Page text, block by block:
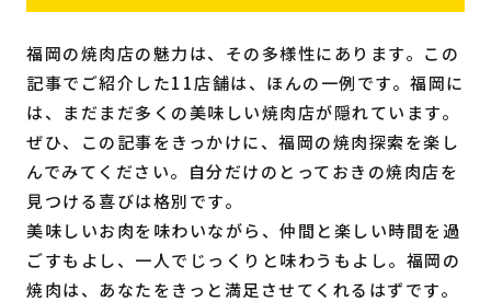
福岡の焼肉店の魅力は、その多様性にあります。この
記事でご紹介した11店舗は、ほんの一例です。福岡に
は、まだまだ多くの美味しい焼肉店が隠れています。
ぜひ、この記事をきっかけに、福岡の焼肉探索を楽し
んでみてください。自分だけのとっておきの焼肉店を
見つける喜びは格別です。
美味しいお肉を味わいながら、仲間と楽しい時間を過
ごすもよし、一人でじっくりと味わうもよし。福岡の
焼肉は、あなたをきっと満足させてくれるはずです。